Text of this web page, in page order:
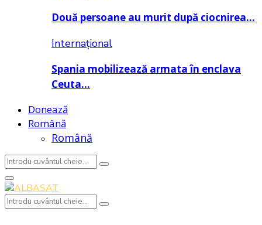
Două persoane au murit după ciocnirea…
Internațional
Spania mobilizează armata în enclava
Ceuta…
Donează
Română
Română
Search
for:
Search
Primary
Menu
Search
Search